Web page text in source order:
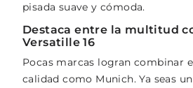
pisada suave y cómoda.
Destaca entre la multitud
Versatille 16
Pocas marcas logran combinar
calidad como Munich. Ya seas